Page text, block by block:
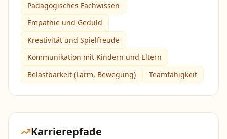
Pädagogisches Fachwissen
Empathie und Geduld
Kreativität und Spielfreude
Kommunikation mit Kindern und Eltern
Belastbarkeit (Lärm, Bewegung)
Teamfähigkeit
Karrierepfade